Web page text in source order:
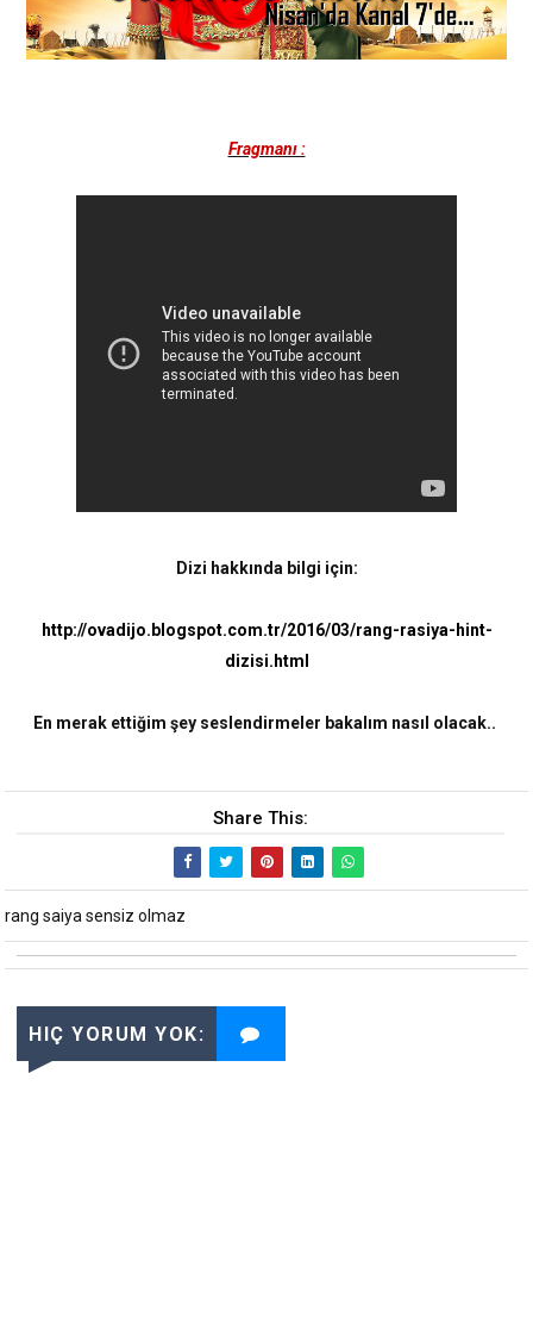
Fragmanı :
Dizi hakkında bilgi için:
http://ovadijo.blogspot.com.tr/2016/03/rang-rasiya-hint-
dizisi.html
En merak ettiğim şey seslendirmeler bakalım nasıl olacak..
Share This:
rang saiya sensiz olmaz
HIÇ YORUM YOK: